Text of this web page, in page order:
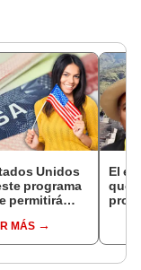
Unidos
programa
permitirá
trámite
MÁS
El
que